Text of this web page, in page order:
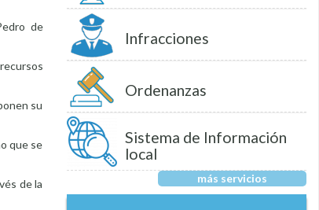
de
su
que se
de la
Infracciones
Ordenanzas
Sistema de Información
local
más servicios